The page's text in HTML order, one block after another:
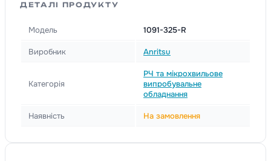
ДЕТАЛІ ПРОДУКТУ
Модель 1091-325-R
Виробник Anritsu
Категорія
РЧ та мікрохвильове
випробувальне
обладнання
Наявність На замовлення